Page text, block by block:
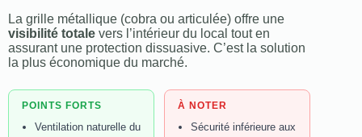
La grille métallique (cobra ou articulée) offre une
visibilité totale vers l’intérieur du local tout en
assurant une protection dissuasive. C’est la solution
la plus économique du marché.
POINTS FORTS
Ventilation naturelle du
À NOTER
Sécurité inférieure aux